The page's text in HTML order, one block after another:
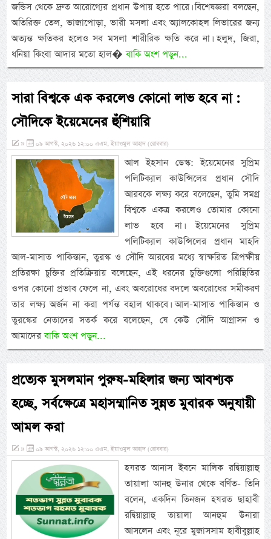
জন্ডিস থেকে দ্রুত আরোগ্যের প্রধান উপায় হতে পারে। বিশেষজ্ঞরা বলছেন,
অতিরিক্ত তেল, ভাজাপোড়া, ভারী মসলা এবং অ্যালকোহল লিভারের জন্য
অত্যন্ত ক্ষতিকর হলেও সব মসলা শারীরিক ক্ষতি করে না। হলুদ, জিরা,
ধনিয়া কিংবা আদার মতো হাল�বাকি অংশ পড়ুন...
সারা বিশ্বকে এক করলেও কোনো লাভ হবে না :
সৌদিকে ইয়েমেনের হুঁশিয়ারি
» ০৯ আগস্ট, ২০২৬ ১২:০০ এএম, ইয়াওমুল আহাদ (রোববার)
আল ইহসান ডেস্ক: ইয়েমেনের সুপ্রিম
পলিটিক্যাল কাউন্সিলের প্রধান সৌদি
আরবকে লক্ষ্য করে বলেছেন, তুমি সমগ্র
বিশ্বকে একত্র করলেও তোমার কোনো
লাভ হবে না। ইয়েমেনের সুপ্রিম
পলিটিক্যাল কাউন্সিলের প্রধান মাহদি
আল-মাসাত পাকিস্তান, তুরস্ক ও সৌদি আরবের মধ্যে স্বাক্ষরিত ত্রিপক্ষীয়
প্রতিরক্ষা চুক্তির প্রতিক্রিয়ায় বলেছেন, এই ধরনের চুক্তিগুলো পরিস্থিতির
ওপর কোনো প্রভাব ফেলে না, এবং অবরোধের বদলে অবরোধের সমীকরণ
তার লক্ষ্য অর্জন না করা পর্যন্ত বহাল থাকবে। আল-মাসাত পাকিস্তান ও
তুরস্কের নেতাদের সতর্ক করে বলেছেন, যে কেউ সৌদি আগ্রাসন ও
আমাদেরবাকি অংশ পড়ুন...
প্রত্যেক মুসলমান পুরুষ-মহিলার জন্য আবশ্যক
হচ্ছে, সর্বক্ষেত্রে মহাসম্মানিত সুন্নত মুবারক অনুযায়ী
আমল করা
» ০৯ আগস্ট, ২০২৬ ১২:০০ এএম, ইয়াওমুল আহাদ (রোববার)
হযরত আনাস ইবনে মালিক রদ্বিয়াল্লাহু
তায়ালা আনহু উনার থেকে বর্ণিত- তিনি
বলেন, একদিন তিনজন হযরত ছাহাবী
রদ্বিয়াল্লাহু তায়ালা আনহুম উনারা
আসলেন এবং নূরে মুজাসসাম হাবীবুল্লাহ